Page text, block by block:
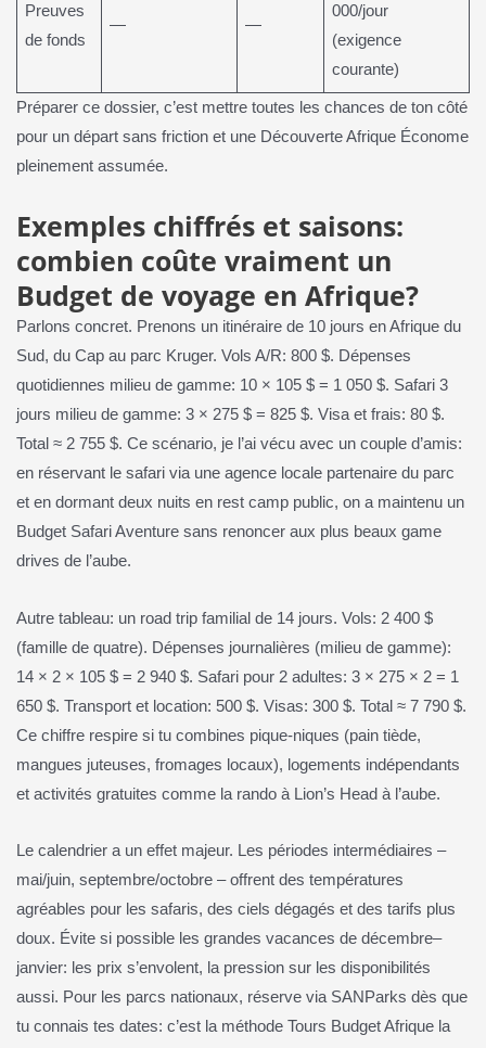
Preuves
de fonds
— —
000/jour
(exigence
courante)
Préparer ce dossier, c’est mettre toutes les chances de ton côté
pour un départ sans friction et une Découverte Afrique Économe
pleinement assumée.
Exemples chiffrés et saisons:
combien coûte vraiment un
Budget de voyage en Afrique?
Parlons concret. Prenons un itinéraire de 10 jours en Afrique du
Sud, du Cap au parc Kruger. Vols A/R: 800 $. Dépenses
quotidiennes milieu de gamme: 10 × 105 $ = 1 050 $. Safari 3
jours milieu de gamme: 3 × 275 $ = 825 $. Visa et frais: 80 $.
Total ≈ 2 755 $. Ce scénario, je l’ai vécu avec un couple d’amis:
en réservant le safari via une agence locale partenaire du parc
et en dormant deux nuits en rest camp public, on a maintenu un
Budget Safari Aventure sans renoncer aux plus beaux game
drives de l’aube.
Autre tableau: un road trip familial de 14 jours. Vols: 2 400 $
(famille de quatre). Dépenses journalières (milieu de gamme):
14 × 2 × 105 $ = 2 940 $. Safari pour 2 adultes: 3 × 275 × 2 = 1
650 $. Transport et location: 500 $. Visas: 300 $. Total ≈ 7 790 $.
Ce chiffre respire si tu combines pique-niques (pain tiède,
mangues juteuses, fromages locaux), logements indépendants
et activités gratuites comme la rando à Lion’s Head à l’aube.
Le calendrier a un effet majeur. Les périodes intermédiaires –
mai/juin, septembre/octobre – offrent des températures
agréables pour les safaris, des ciels dégagés et des tarifs plus
doux. Évite si possible les grandes vacances de décembre–
janvier: les prix s’envolent, la pression sur les disponibilités
aussi. Pour les parcs nationaux, réserve via SANParks dès que
tu connais tes dates: c’est la méthode Tours Budget Afrique la